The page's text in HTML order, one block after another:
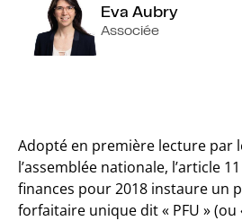
Eva Aubry
Associée
Adopté en première lecture par
l’assemblée nationale, l’article
finances pour 2018 instaure un
forfaitaire unique dit « PFU » (ou